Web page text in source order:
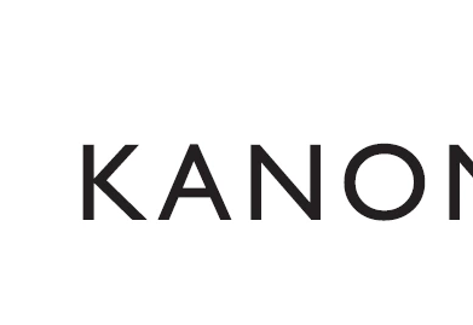
HLEDAT